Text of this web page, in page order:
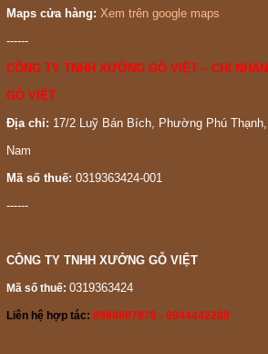
Maps cửa hàng: Xem trên google maps
------
CÔNG TY TNHH XƯỞNG GỖ VIỆT – CHI
GỖ VIỆT
Địa chỉ: 17/2 Luỹ Bán Bích, Phường Phú
Nam
Mã số thuế: 0319363424-001
------
CÔNG TY TNHH XƯỞNG GỖ VIỆT
Mã số thuế: 0319363424
Liên hệ hợp tác: 0988887878 - 0944442288